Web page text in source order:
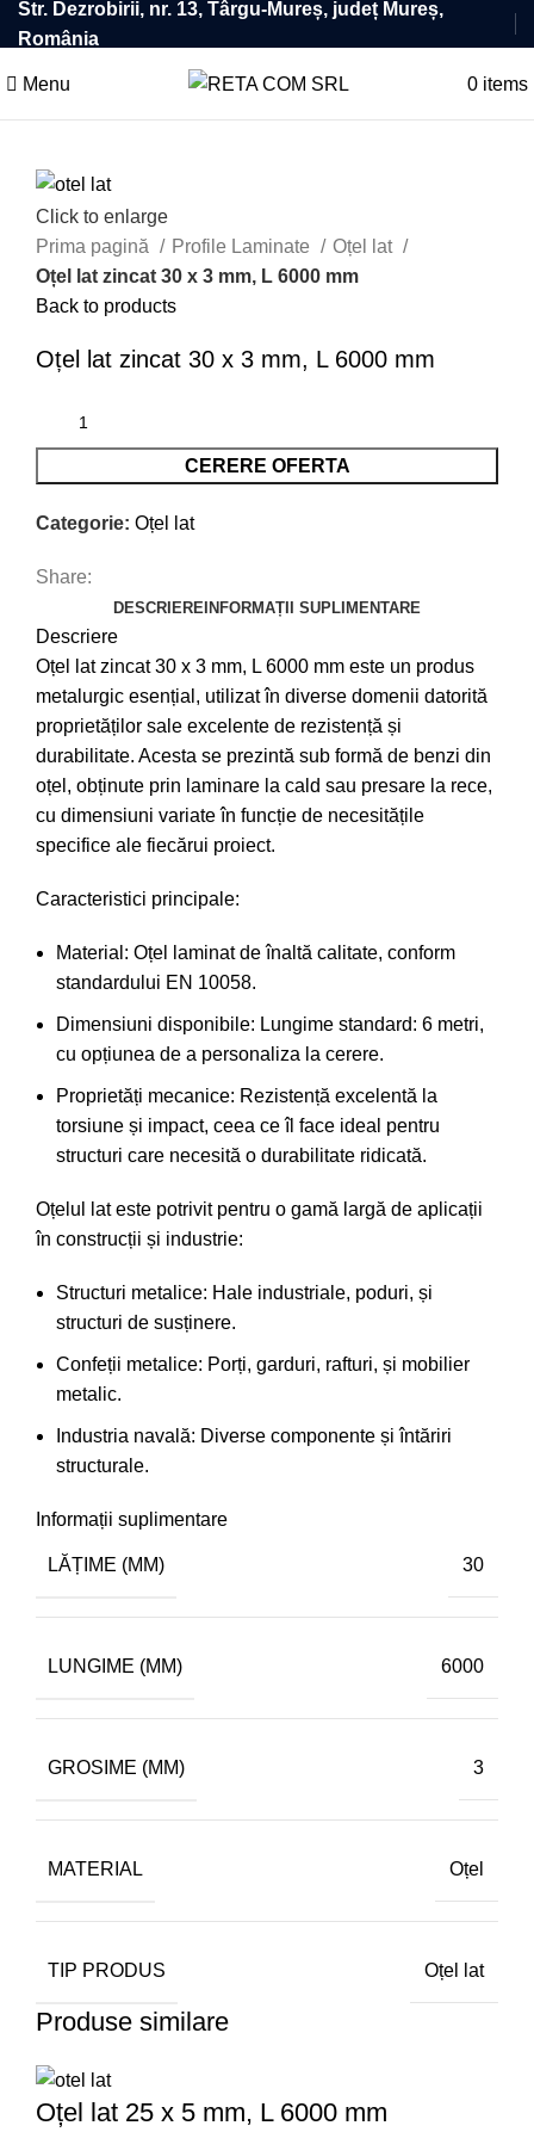
Str. Dezrobirii, nr. 13, Târgu-Mureș, județ Mureș,
România
Menu 0 items
Click to enlarge
Prima pagină
Profile Laminate
Oțel lat
Oțel lat zincat 30 x 3 mm, L 6000 mm
Back to products
Oțel lat zincat 30 x 3 mm, L 6000 mm
CERERE OFERTA
Categorie: Oțel lat
Share:
DESCRIEREINFORMAȚII SUPLIMENTARE
Descriere
Oțel lat zincat 30 x 3 mm, L 6000 mm este un produs
metalurgic esențial, utilizat în diverse domenii datorită
proprietăților sale excelente de rezistență și
durabilitate. Acesta se prezintă sub formă de benzi din
oțel, obținute prin laminare la cald sau presare la rece,
cu dimensiuni variate în funcție de necesitățile
specifice ale fiecărui proiect.
Caracteristici principale:
Material: Oțel laminat de înaltă calitate, conform
standardului EN 10058.
Dimensiuni disponibile: Lungime standard: 6 metri,
cu opțiunea de a personaliza la cerere.
Proprietăți mecanice: Rezistență excelentă la
torsiune și impact, ceea ce îl face ideal pentru
structuri care necesită o durabilitate ridicată.
Oțelul lat este potrivit pentru o gamă largă de aplicații
în construcții și industrie:
Structuri metalice: Hale industriale, poduri, și
structuri de susținere.
Confeții metalice: Porți, garduri, rafturi, și mobilier
metalic.
Industria navală: Diverse componente și întăriri
structurale.
Informații suplimentare
LĂȚIME (MM) 30
LUNGIME (MM) 6000
GROSIME (MM) 3
MATERIAL Oțel
TIP PRODUS Oțel lat
Produse similare
Oțel lat 25 x 5 mm, L 6000 mm